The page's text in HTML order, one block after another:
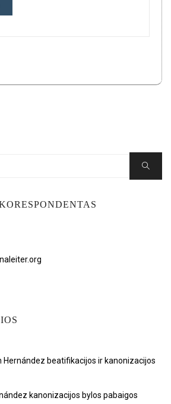
Search
Hernández beatifikacijos ir kanonizacijos
kanonizacijos bylos pabaigos